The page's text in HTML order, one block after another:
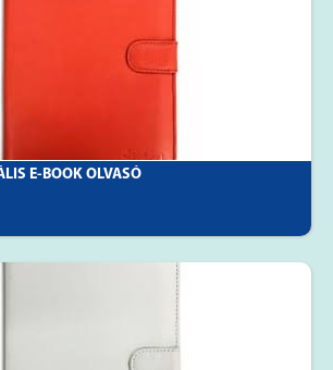
E-BOOK OLVASÓ